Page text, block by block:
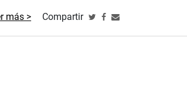
por el grupo de danza de la Policía
talento y elegancia al bailar al
más > Compartir